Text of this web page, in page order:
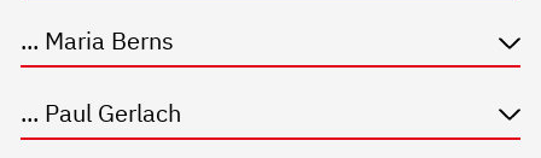
... Maria Berns
... Paul Gerlach